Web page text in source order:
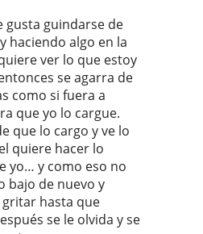
gusta guindarse de
haciendo algo en la
ver lo que estoy
se agarra de
como si fuera a
que yo lo cargue.
que lo cargo y ve lo
quiere hacer lo
yo… y como eso no
bajo de nuevo y
gritar hasta que
se le olvida y se